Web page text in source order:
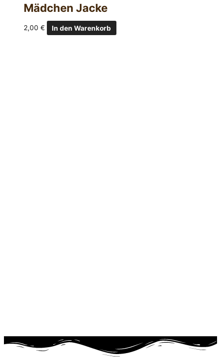
Mädchen Jacke
2,00 € In den Warenkorb